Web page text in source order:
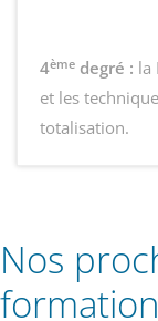
4ème degré : la
et les
totalisation.
Nos